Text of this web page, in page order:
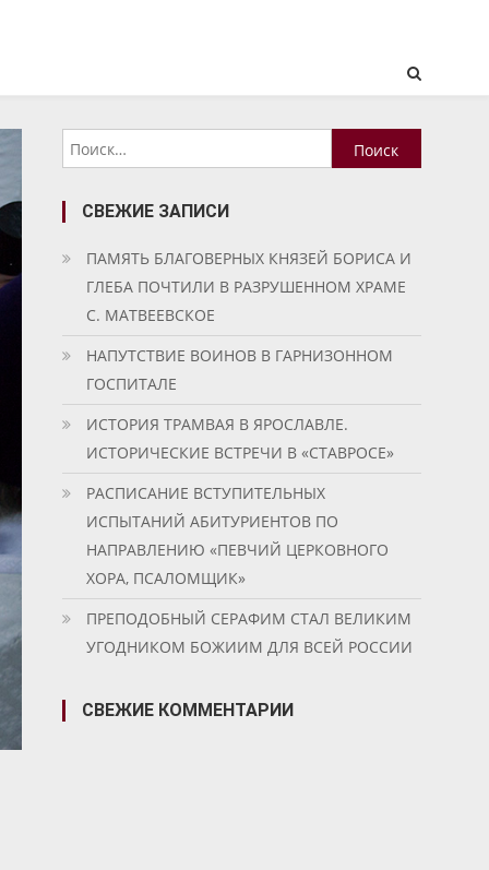
Найти:
СВЕЖИЕ ЗАПИСИ
ПАМЯТЬ БЛАГОВЕРНЫХ КНЯЗЕЙ БОРИСА И
ГЛЕБА ПОЧТИЛИ В РАЗРУШЕННОМ ХРАМЕ
С. МАТВЕЕВСКОЕ
НАПУТСТВИЕ ВОИНОВ В ГАРНИЗОННОМ
ГОСПИТАЛЕ
ИСТОРИЯ ТРАМВАЯ В ЯРОСЛАВЛЕ.
ИСТОРИЧЕСКИЕ ВСТРЕЧИ В «СТАВРОСЕ»
РАСПИСАНИЕ ВСТУПИТЕЛЬНЫХ
ИСПЫТАНИЙ АБИТУРИЕНТОВ ПО
НАПРАВЛЕНИЮ «ПЕВЧИЙ ЦЕРКОВНОГО
ХОРА, ПСАЛОМЩИК»
ПРЕПОДОБНЫЙ СЕРАФИМ СТАЛ ВЕЛИКИМ
УГОДНИКОМ БОЖИИМ ДЛЯ ВСЕЙ РОССИИ
СВЕЖИЕ КОММЕНТАРИИ